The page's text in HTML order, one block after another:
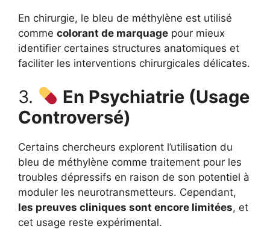
En chirurgie, le bleu de méthylène est utilisé
comme colorant de marquage pour mieux
identifier certaines structures anatomiques et
faciliter les interventions chirurgicales délicates.
3.
En Psychiatrie (Usage
Controversé)
Certains chercheurs explorent l’utilisation du
bleu de méthylène comme traitement pour les
troubles dépressifs en raison de son potentiel à
moduler les neurotransmetteurs. Cependant,
les preuves cliniques sont encore limitées, et
cet usage reste expérimental.